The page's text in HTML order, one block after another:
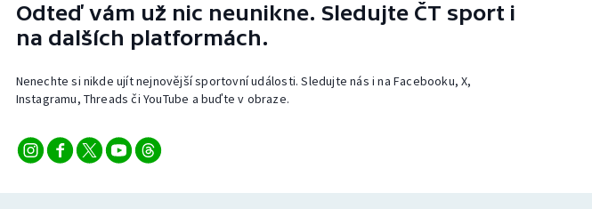
Odteď vám už nic neunikne. Sledujte ČT sport i
na dalších platformách.
Nenechte si nikde ujít nejnovější sportovní události. Sledujte nás i na Facebooku, X,
Instagramu, Threads či YouTube a buďte v obraze.